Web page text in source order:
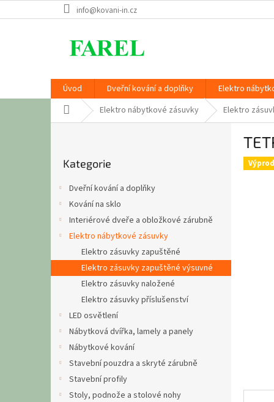
na
info@kovani-in.cz
Úvod Dveřní kování a doplňky Elektro
Domů Elektro nábytkové zásuvky Elektro
a
n
kategorie
Kategorie
Dveřní kování a doplňky
Kování na sklo
Interiérové dveře a obložkové zárubně
Elektro nábytkové zásuvky
Elektro zásuvky zapuštěné
Elektro zásuvky zapuštěné výsuvné
Elektro zásuvky naložené
Elektro zásuvky příslušenství
LED osvětlení
Nábytková dvířka, lamely a panely
Nábytkové kování
Stavební pouzdra a skryté zárubně
Stavební profily
Stoly, podnože a stolové nohy